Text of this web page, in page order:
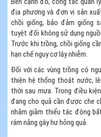
địa phương và đơn vị sản
chồi giống, bảo đảm giống
tuyệt đối không sử dụng
Trước khi trồng, chồi giống
hạn chế nguy cơ lây nhiễm.
Đối với các vùng trồng có
thiện hệ thống thoát nước,
thời sau mưa. Trong điều
đang cho quả cần được che
nhằm giảm thiểu tác động
rám nắng gây hư hỏng quả.